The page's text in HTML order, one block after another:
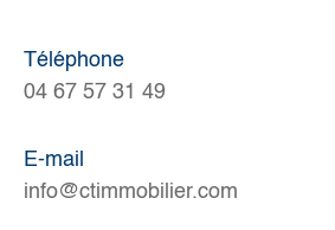
Téléphone
04 67 57 31 49
E-mail
info@ctimmobilier.com